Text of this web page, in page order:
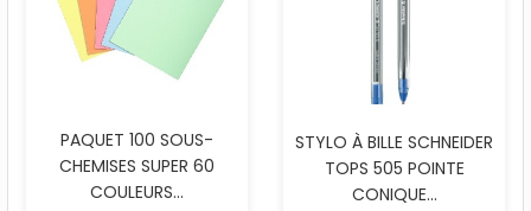
PAQUET 100 SOUS-
CHEMISES SUPER 60
COULEURS...
STYLO À BILLE SCHNEIDER
TOPS 505 POINTE
CONIQUE...